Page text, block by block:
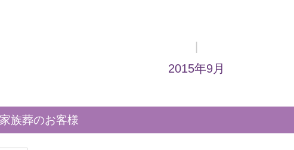
2015年9月
族葬のお客様